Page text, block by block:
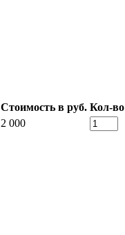
Стоимость в руб. Кол-во
2 000